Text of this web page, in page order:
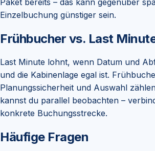
Paket bereits – das kann gegenüber
Einzelbuchung günstiger sein.
Frühbucher vs. Last
Last Minute lohnt, wenn Datum und
und die Kabinenlage egal ist.
Planungssicherheit und Auswahl
kannst du parallel beobachten –
konkrete Buchungsstrecke.
Häufige Fragen